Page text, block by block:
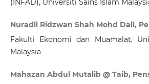
(INFAD), Universiti Sains Islam
Nuradli Ridzwan Shah Mohd Dali,
Fakulti Ekonomi dan Muamalat,
Malaysia
Mahazan Abdul Mutalib @ Taib,